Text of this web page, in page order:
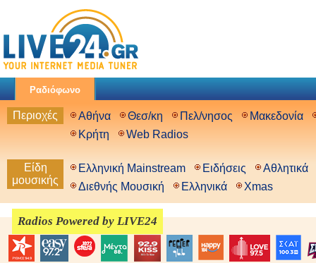
Ραδιόφωνο
Περιοχές Αθήνα Θεσ/κη Πελ/νησος
Μακεδονία
Κρήτη
Web Radios
Είδη
μουσικής
Ελληνική Mainstream Ειδήσεις
Αθλητικά
Διεθνής Μουσική
Ελληνικά Xmas
Radios Powered by LIVE24